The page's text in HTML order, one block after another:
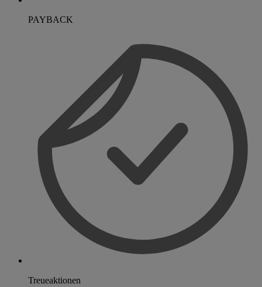
PAYBACK
Treueaktionen